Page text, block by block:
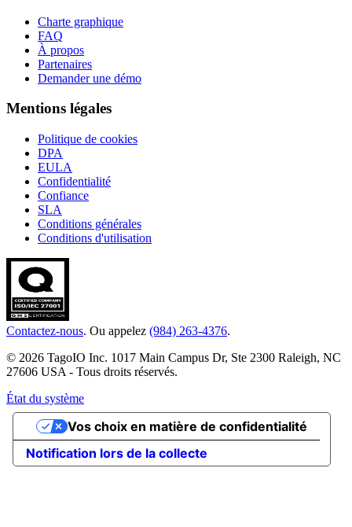
Charte graphique
FAQ
À propos
Partenaires
Demander une démo
Mentions légales
Politique de cookies
DPA
EULA
Confidentialité
Confiance
SLA
Conditions générales
Conditions d'utilisation
Contactez-nous. Ou appelez (984) 263-4376.
© 2026 TagoIO Inc. 1017 Main Campus Dr, Ste 2300 Raleigh, NC
27606 USA - Tous droits réservés.
État du système
Notification lors de la collecte
Vos choix en matière de confidentialité